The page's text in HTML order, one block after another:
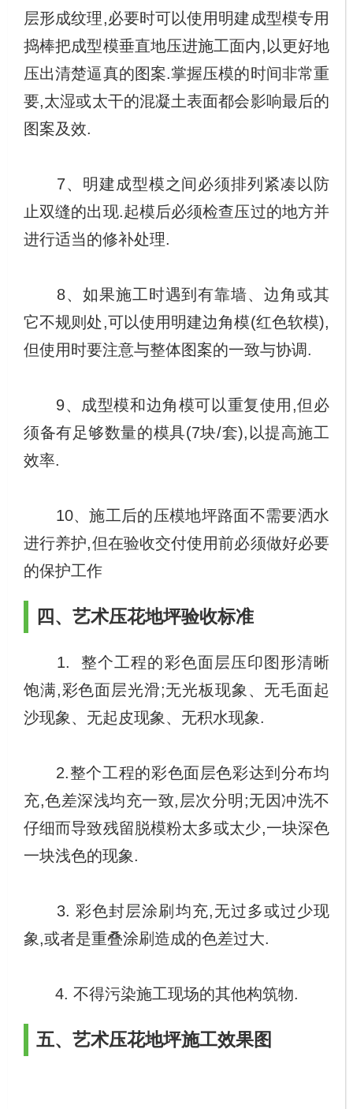
层形成纹理,必要时可以使用明建成型模专用
捣棒把成型模垂直地压进施工面内,以更好地
压出清楚逼真的图案.掌握压模的时间非常重
要,太湿或太干的混凝土表面都会影响最后的
图案及效.
7、明建成型模之间必须排列紧凑以防
止双缝的出现.起模后必须检查压过的地方并
进行适当的修补处理.
8、如果施工时遇到有靠墙、边角或其
它不规则处,可以使用明建边角模(红色软模),
但使用时要注意与整体图案的一致与协调.
9、成型模和边角模可以重复使用,但必
须备有足够数量的模具(7块/套),以提高施工
效率.
10、施工后的压模地坪路面不需要洒水
进行养护,但在验收交付使用前必须做好必要
的保护工作
四、艺术压花地坪验收标准
1. 整个工程的彩色面层压印图形清晰
饱满,彩色面层光滑;无光板现象、无毛面起
沙现象、无起皮现象、无积水现象.
2.整个工程的彩色面层色彩达到分布均
充,色差深浅均充一致,层次分明;无因冲洗不
仔细而导致残留脱模粉太多或太少,一块深色
一块浅色的现象.
3. 彩色封层涂刷均充,无过多或过少现
象,或者是重叠涂刷造成的色差过大.
4. 不得污染施工现场的其他构筑物.
五、艺术压花地坪施工效果图